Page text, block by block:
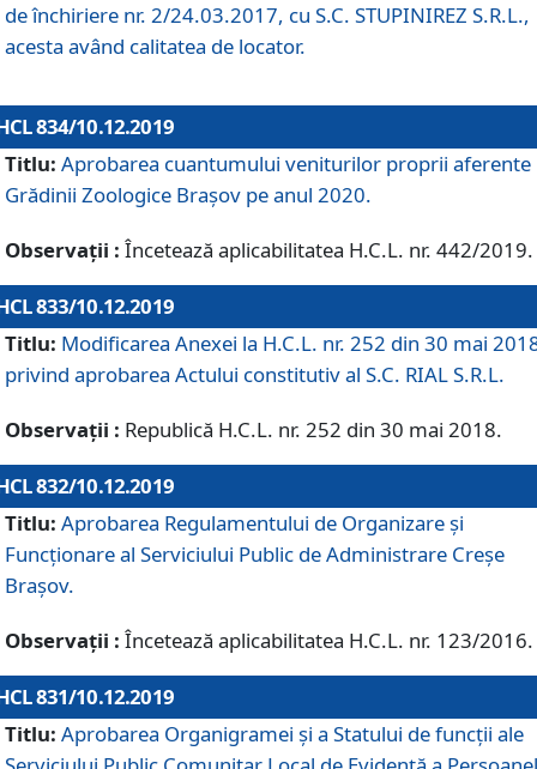
de închiriere nr. 2/24.03.2017, cu S.C. STUPINIREZ S.R.L.,
acesta având calitatea de locator.
834/10.12.2019
Titlu: Aprobarea cuantumului veniturilor proprii aferente
Grădinii Zoologice Braşov pe anul 2020.
Observații : Încetează aplicabilitatea H.C.L. nr. 442/2019.
833/10.12.2019
Titlu: Modificarea Anexei la H.C.L. nr. 252 din 30 mai
privind aprobarea Actului constitutiv al S.C. RIAL S.R.L.
Observații : Republică H.C.L. nr. 252 din 30 mai 2018.
832/10.12.2019
Titlu: Aprobarea Regulamentului de Organizare și
Funcționare al Serviciului Public de Administrare Creșe
Brașov.
Observații : Încetează aplicabilitatea H.C.L. nr. 123/2016.
831/10.12.2019
Titlu: Aprobarea Organigramei și a Statului de funcții ale